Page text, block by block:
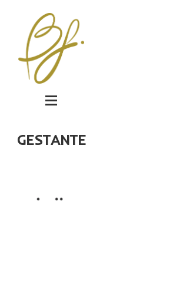
GESTANTE